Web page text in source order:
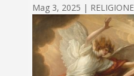
Mag 3, 2025 | RELIGIONE